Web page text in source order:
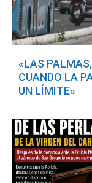
«LAS
CUANDO LA
UN LÍMITE»